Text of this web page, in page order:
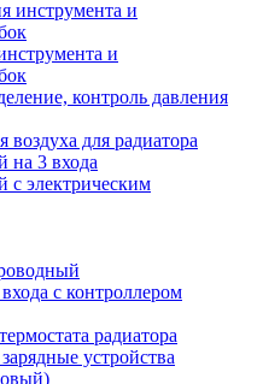
и
контроль давления
воздуха для радиатора
на 3 входа
с электрическим
с контроллером
радиатора
устройства